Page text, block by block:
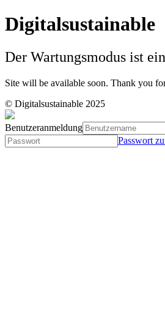
Digitalsustainable
Der Wartungsmodus ist
Site will be available soon. Thank you
© Digitalsustainable 2025
Benutzeranmeldung
Passwort